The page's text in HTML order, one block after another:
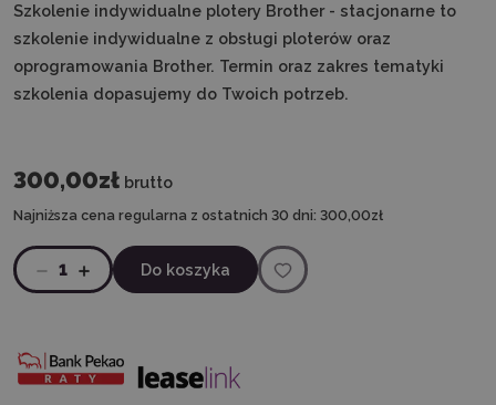
Szkolenie indywidualne plotery Brother - stacjonarne to
szkolenie indywidualne z obsługi ploterów oraz
oprogramowania Brother. Termin oraz zakres tematyki
szkolenia dopasujemy do Twoich potrzeb.
300,00zł brutto
Najniższa cena regularna z ostatnich 30 dni: 300,00zł
1 Do koszyka